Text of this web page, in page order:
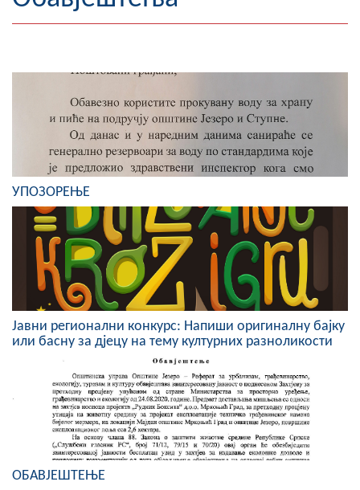
Географија
Занимљивости
Фотогалерија
НАЧЕЛНИК
О Начелнику
Замјеник начелника
Извјештај о раду начелника
СКУПШТИНА
Статут Општине
Скупштинско вијеће општине језеро
Састав Скупштине
Службени Гласници
УПОЗОРЕЊЕ
Јавни регионални конкурс: Напиши оригиналну бајку
или басну за дјецу на тему културних разноликости
OБАВЈЕШТЕЊЕ